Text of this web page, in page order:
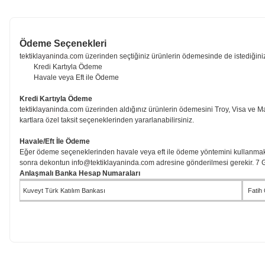
Taşlamalar
Havalı Aletler
Hobi Ürünleri
Kırıcı Deliciler & Kırıcılar
Kaynak Makinası
Kaldırma Ekipmanları
Seramik & Sıvacı Aletleri
Diğer
Oto, Bakım & Aksesuar
Banyo Aksesuarları
Ödeme Seçenekleri
tektiklayaninda.com üzerinden seçtiğiniz ürünlerin ödemesinde de
Kredi Kartıyla Ödeme
Havale veya Eft ile Ödeme
Kredi Kartıyla Ödeme
tektiklayaninda.com üzerinden aldığınız ürünlerin ödemesini Troy, Visa ve
kartlara özel taksit seçeneklerinden yararlanabilirsiniz.
Havale/Eft İle Ödeme
Eğer ödeme seçeneklerinden havale veya eft ile ödeme yöntemini
sonra dekontun info@tektiklayaninda.com adresine gönderilmesi gerekir. 7
Anlaşmalı Banka Hesap Numaraları
Kuveyt Türk Katılım Bankası Fatih